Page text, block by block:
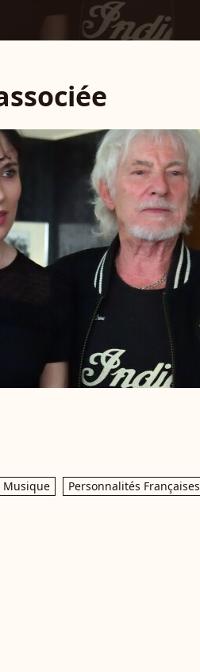
Musique Personnalités Françaises